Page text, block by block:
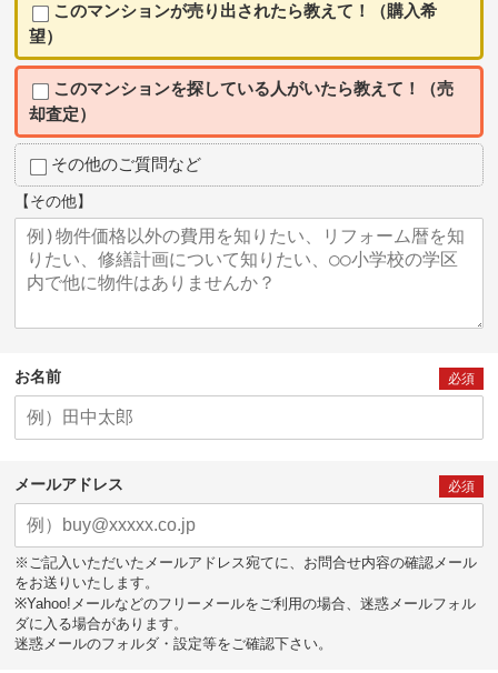
このマンションが売り出されたら教えて！（購入希
望）
このマンションを探している人がいたら教えて！（売
却査定）
その他のご質問など
【その他】
お名前 必須
メールアドレス 必須
※ご記入いただいたメールアドレス宛てに、お問合せ内容の確認メール
をお送りいたします。
※Yahoo!メールなどのフリーメールをご利用の場合、迷惑メールフォル
ダに入る場合があります。
迷惑メールのフォルダ・設定等をご確認下さい。